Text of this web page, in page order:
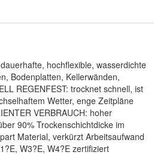
hochflexible, wasserdichte
Bodenplatten, Kellerwänden,
REGENFEST: trocknet schnell, ist
Wetter, enge Zeitpläne
VERBRAUCH: hoher
90% Trockenschichtdicke im
Material, verkürzt Arbeitsaufwand
W3?E, W4?E zertifiziert